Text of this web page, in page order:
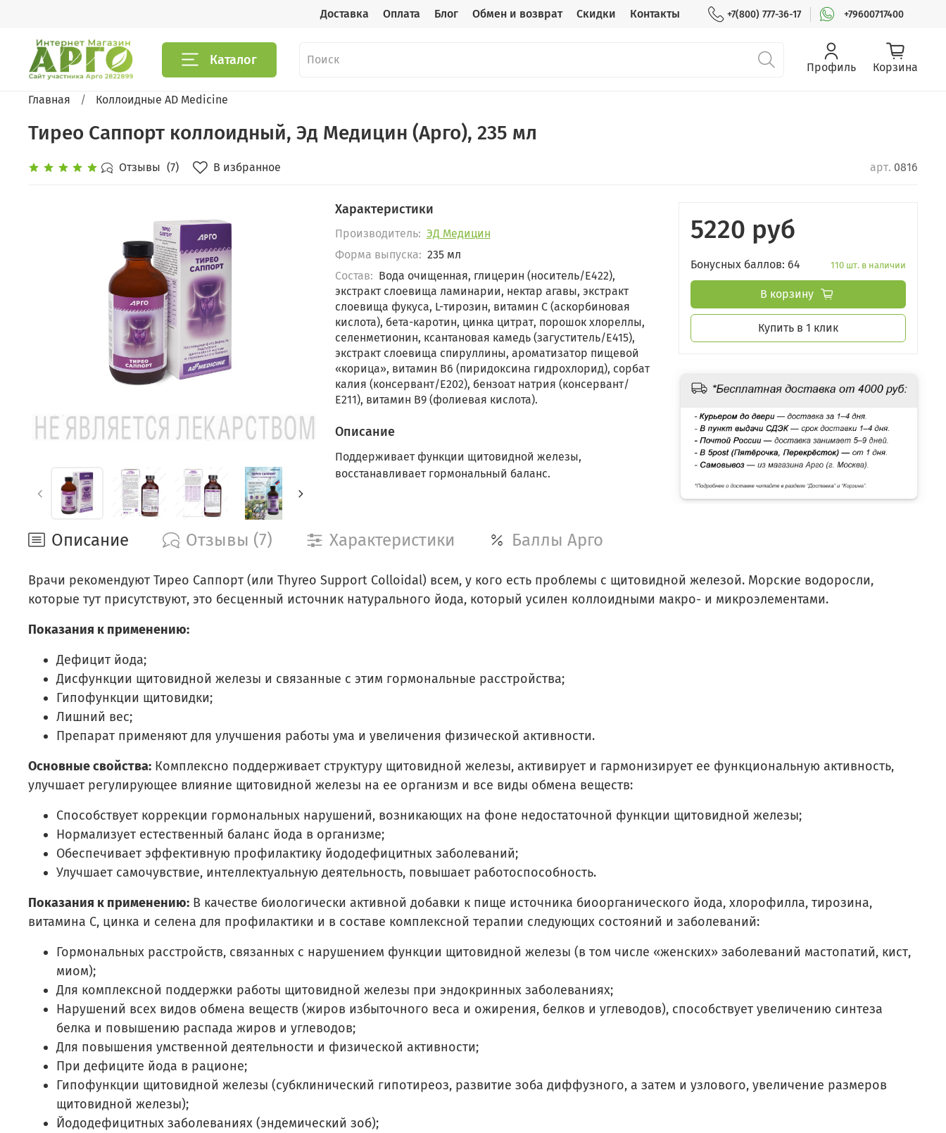
Доставка Оплата Блог Обмен и возврат Скидки Контакты +7(800) 777-36-17 +79600717400
Каталог Профиль Корзина
Главная Коллоидные AD Medicine
Тирео Саппорт коллоидный, Эд Медицин (Арго), 235 мл
Отзывы (7) В избранное арт. 0816
Характеристики
Производитель: ЭД Медицин
Форма выпуска: 235 мл
Состав: Вода очищенная, глицерин (носитель/Е422),
экстракт слоевища ламинарии, нектар агавы, экстракт
слоевища фукуса, L-тирозин, витамин С (аскорбиновая
кислота), бета-каротин, цинка цитрат, порошок хлореллы,
селенметионин, ксантановая камедь (загуститель/Е415),
экстракт слоевища спируллины, ароматизатор пищевой
«корица», витамин В6 (пиридоксина гидрохлорид), сорбат
калия (консервант/Е202), бензоат натрия (консервант/
Е211), витамин В9 (фолиевая кислота).
Описание
Поддерживает функции щитовидной железы,
восстанавливает гормональный баланс.
5220 руб
Бонусных баллов: 64 110 шт. в наличии
В корзину
Купить в 1 клик
Описание Характеристики
Отзывы (7) Баллы Арго
Врачи рекомендуют Тирео Саппорт (или Thyreo Support Colloidal) всем, у кого есть проблемы с щитовидной железой. Морские водоросли,
которые тут присутствуют, это бесценный источник натурального йода, который усилен коллоидными макро- и микроэлементами.
Показания к применению:
Дефицит йода;
Дисфункции щитовидной железы и связанные с этим гормональные расстройства;
Гипофункции щитовидки;
Лишний вес;
Препарат применяют для улучшения работы ума и увеличения физической активности.
Основные свойства: Комплексно поддерживает структуру щитовидной железы, активирует и гармонизирует ее функциональную активность,
улучшает регулирующее влияние щитовидной железы на ее организм и все виды обмена веществ:
Способствует коррекции гормональных нарушений, возникающих на фоне недостаточной функции щитовидной железы;
Нормализует естественный баланс йода в организме;
Обеспечивает эффективную профилактику йододефицитных заболеваний;
Улучшает самочувствие, интеллектуальную деятельность, повышает работоспособность.
Показания к применению: В качестве биологически активной добавки к пище источника биоорганического йода, хлорофилла, тирозина,
витамина С, цинка и селена для профилактики и в составе комплексной терапии следующих состояний и заболеваний:
Гормональных расстройств, связанных с нарушением функции щитовидной железы (в том числе «женских» заболеваний мастопатий, кист,
миом);
Для комплексной поддержки работы щитовидной железы при эндокринных заболеваниях;
Нарушений всех видов обмена веществ (жиров избыточного веса и ожирения, белков и углеводов), способствует увеличению синтеза
белка и повышению распада жиров и углеводов;
Для повышения умственной деятельности и физической активности;
При дефиците йода в рационе;
Гипофункции щитовидной железы (субклинический гипотиреоз, развитие зоба диффузного, а затем и узлового, увеличение размеров
щитовидной железы);
Йододефицитных заболеваниях (эндемический зоб);